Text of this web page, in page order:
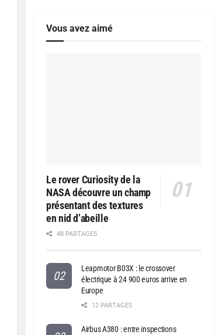
Vous avez aimé
Le rover Curiosity de la
NASA découvre un champ
présentant des textures
en nid d’abeille
48 PARTAGES
Leapmotor B03X : le crossover
électrique à 24 900 euros arrive en
Europe
12 PARTAGES
Airbus A380 : entre inspections